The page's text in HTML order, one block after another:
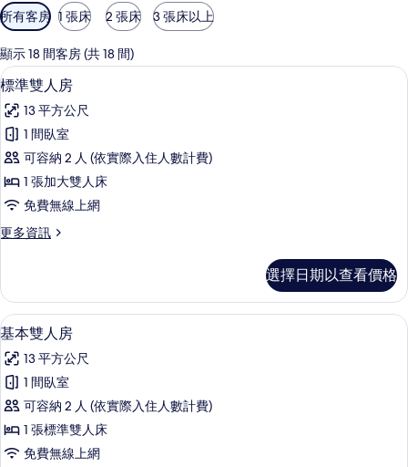
可
用
的
客
房
篩
選
條
所有客房 1 張床 2 張床 3 張床以上
顯示 18 間客房 (共 18 間)
顯
示
標
準
雙
人
的
有
相
片
標準雙人房 | 羽絨被、記憶床墊、迷
31
標準雙人房
13 平方公尺
1 間臥室
可容納 2 人 (依實際入住人數計費)
1 張加大雙人床
免費無線上網
更多資訊
更
雙
人
房
詳
情
選擇日期以查看價格
顯
示
基
本
雙
人
基本雙人房 | 羽絨被、記憶床墊、迷
17
基本雙人房
13 平方公尺
1 間臥室
可容納 2 人 (依實際入住人數計費)
1 張標準雙人床
免費無線上網